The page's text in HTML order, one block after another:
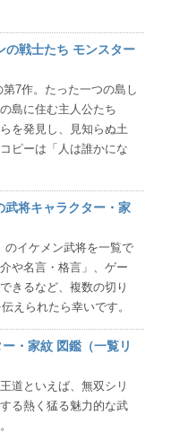
の戦士たち モンスター
7作。たった一つの島し
島に住む主人公たち
を発見し、見知らぬ土
ピーは「人は誰かにな
将キャラクター・家
のイケメン武将を一覧で
や名言・格言」、ゲー
きるなど、複数の切り
えられたら幸いです。
・家紋 図鑑（一覧リ
道といえば、無双シリ
る熱く猛る魅力的な武